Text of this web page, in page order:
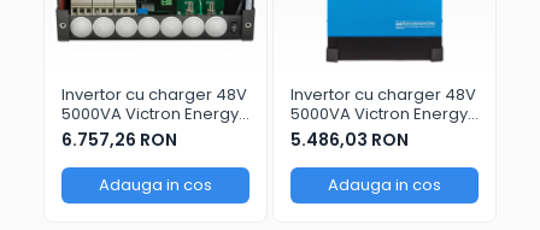
Invertor cu charger 48V
5000VA Victron Energy
MultiPlus II GX
48/5000/70-50
6.757,26 RON
Adauga in cos
Invertor cu charger 48V
5000VA Victron Energy
MultiPlus II 48/5000/70-
50
5.486,03 RON
Adauga in cos